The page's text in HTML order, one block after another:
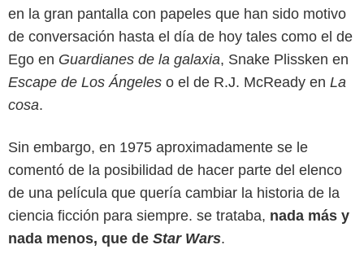
en la gran pantalla con papeles que han sido motivo
de conversación hasta el día de hoy tales como el de
Ego en Guardianes de la galaxia, Snake Plissken en
Escape de Los Ángeles o el de R.J. McReady en La
cosa.
Sin embargo, en 1975 aproximadamente se le
comentó de la posibilidad de hacer parte del elenco
de una película que quería cambiar la historia de la
ciencia ficción para siempre. se trataba, nada más y
nada menos, que de Star Wars.
Lucasfilm